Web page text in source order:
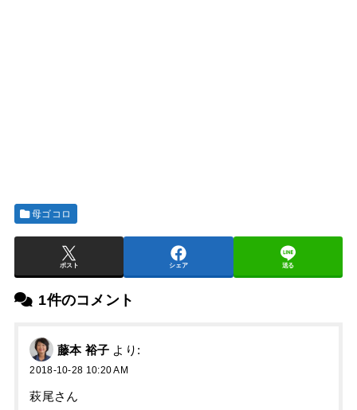
母ゴコロ
ポスト シェア 送る
1件のコメント
藤本 裕子 より:
2018-10-28 10:20 AM
萩尾さん